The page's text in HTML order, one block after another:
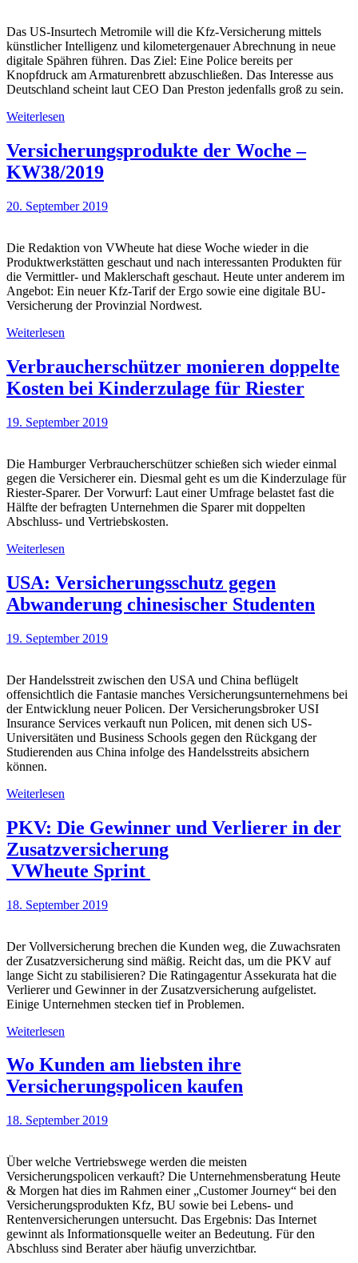
Das US-Insurtech Metromile will die Kfz-Versicherung mittels
künstlicher Intelligenz und kilometergenauer Abrechnung in neue
digitale Spähren führen. Das Ziel: Eine Police bereits per
Knopfdruck am Armaturenbrett abzuschließen. Das Interesse aus
Deutschland scheint laut CEO Dan Preston jedenfalls groß zu sein.
Weiterlesen
Versicherungsprodukte der Woche –
KW38/2019
20. September 2019
Die Redaktion von VWheute hat diese Woche wieder in die
Produktwerkstätten geschaut und nach interessanten Produkten für
die Vermittler- und Maklerschaft geschaut. Heute unter anderem im
Angebot: Ein neuer Kfz-Tarif der Ergo sowie eine digitale BU-
Versicherung der Provinzial Nordwest.
Weiterlesen
Verbraucherschützer monieren doppelte
Kosten bei Kinderzulage für Riester
19. September 2019
Die Hamburger Verbraucherschützer schießen sich wieder einmal
gegen die Versicherer ein. Diesmal geht es um die Kinderzulage für
Riester-Sparer. Der Vorwurf: Laut einer Umfrage belastet fast die
Hälfte der befragten Unternehmen die Sparer mit doppelten
Abschluss- und Vertriebskosten.
Weiterlesen
USA: Versicherungsschutz gegen
Abwanderung chinesischer Studenten
19. September 2019
Der Handelsstreit zwischen den USA und China beflügelt
offensichtlich die Fantasie manches Versicherungsunternehmens bei
der Entwicklung neuer Policen. Der Versicherungsbroker USI
Insurance Services verkauft nun Policen, mit denen sich US-
Universitäten und Business Schools gegen den Rückgang der
Studierenden aus China infolge des Handelsstreits absichern
können.
Weiterlesen
PKV: Die Gewinner und Verlierer in der
Zusatzversicherung
VWheute Sprint
18. September 2019
Der Vollversicherung brechen die Kunden weg, die Zuwachsraten
der Zusatzversicherung sind mäßig. Reicht das, um die PKV auf
lange Sicht zu stabilisieren? Die Ratingagentur Assekurata hat die
Verlierer und Gewinner in der Zusatzversicherung aufgelistet.
Einige Unternehmen stecken tief in Problemen.
Weiterlesen
Wo Kunden am liebsten ihre
Versicherungspolicen kaufen
18. September 2019
Über welche Vertriebswege werden die meisten
Versicherungspolicen verkauft? Die Unternehmensberatung Heute
& Morgen hat dies im Rahmen einer „Customer Journey“ bei den
Versicherungsprodukten Kfz, BU sowie bei Lebens- und
Rentenversicherungen untersucht. Das Ergebnis: Das Internet
gewinnt als Informationsquelle weiter an Bedeutung. Für den
Abschluss sind Berater aber häufig unverzichtbar.